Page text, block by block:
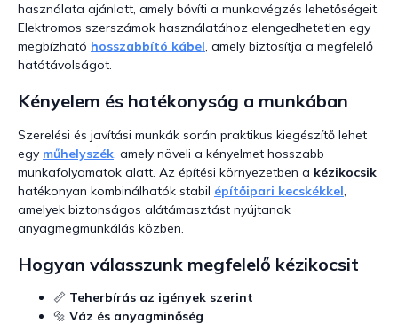
használata ajánlott, amely bővíti a munkavégzés lehetőségeit.
Elektromos szerszámok használatához elengedhetetlen egy
megbízható hosszabbító kábel, amely biztosítja a megfelelő
hatótávolságot.
Kényelem és hatékonyság a munkában
Szerelési és javítási munkák során praktikus kiegészítő lehet
egy műhelyszék, amely növeli a kényelmet hosszabb
munkafolyamatok alatt. Az építési környezetben a kézikocsik
hatékonyan kombinálhatók stabil építőipari kecskékkel,
amelyek biztonságos alátámasztást nyújtanak
anyagmegmunkálás közben.
Hogyan válasszunk megfelelő kézikocsit
📏 Teherbírás az igények szerint
🔩 Váz és anyagminőség